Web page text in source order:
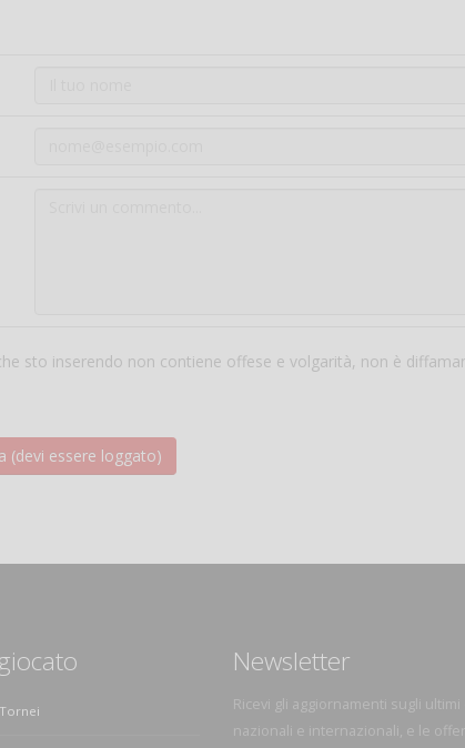
sto inserendo non contiene offese e volgarità, non è
Newsletter
Ricevi gli aggiornamenti sugli
nazionali e internazionali, e le